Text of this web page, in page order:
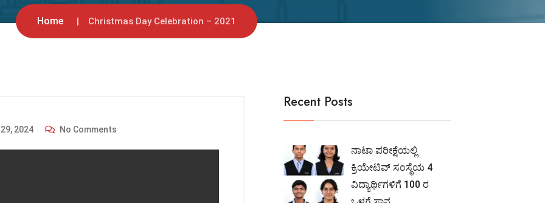
Home Christmas Day Celebration – 2021
2024 No Comments
Recent Posts
ನಾಟಾ ಪರೀಕ್ಷೆಯಲ್ಲಿ
ಕ್ರಿಯೇಟಿವ್ ಸಂಸ್ಥೆಯ 4
ವಿದ್ಯಾರ್ಥಿಗಳಿಗೆ 100 ರ